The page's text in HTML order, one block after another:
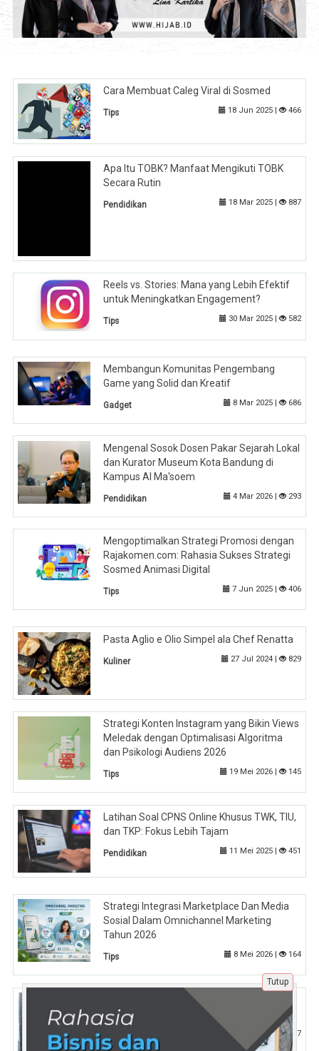
Cara Membuat Caleg Viral di Sosmed
Tips 18 Jun 2025 | 466
Apa Itu TOBK? Manfaat Mengikuti TOBK
Secara Rutin
Pendidikan 18 Mar 2025 | 887
Reels vs. Stories: Mana yang Lebih Efektif
untuk Meningkatkan Engagement?
Tips 30 Mar 2025 | 582
Membangun Komunitas Pengembang
Game yang Solid dan Kreatif
Gadget 8 Mar 2025 | 686
Mengenal Sosok Dosen Pakar Sejarah Lokal
dan Kurator Museum Kota Bandung di
Kampus Al Ma'soem
Pendidikan 4 Mar 2026 | 293
Mengoptimalkan Strategi Promosi dengan
Rajakomen.com: Rahasia Sukses Strategi
Sosmed Animasi Digital
Tips 7 Jun 2025 | 406
Pasta Aglio e Olio Simpel ala Chef Renatta
Kuliner 27 Jul 2024 | 829
Strategi Konten Instagram yang Bikin Views
Meledak dengan Optimalisasi Algoritma
dan Psikologi Audiens 2026
Tips 19 Mei 2026 | 145
Latihan Soal CPNS Online Khusus TWK, TIU,
dan TKP: Fokus Lebih Tajam
Pendidikan 11 Mei 2025 | 451
Strategi Integrasi Marketplace Dan Media
Sosial Dalam Omnichannel Marketing
Tahun 2026
Tips 8 Mei 2026 | 164
Apakah Lulusan SMA/SMK Bisa Bersaing
Tanpa Kuliah? Cek Faktanya
Pendidikan 21 Sep 2025 | 507
Tutup